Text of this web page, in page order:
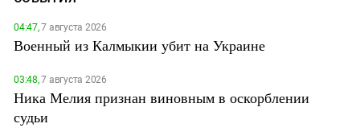
04:47,7 августа 2026
Военный из Калмыкии убит на Украине
03:48,7 августа 2026
Ника Мелия признан виновным в оскорблении
судьи